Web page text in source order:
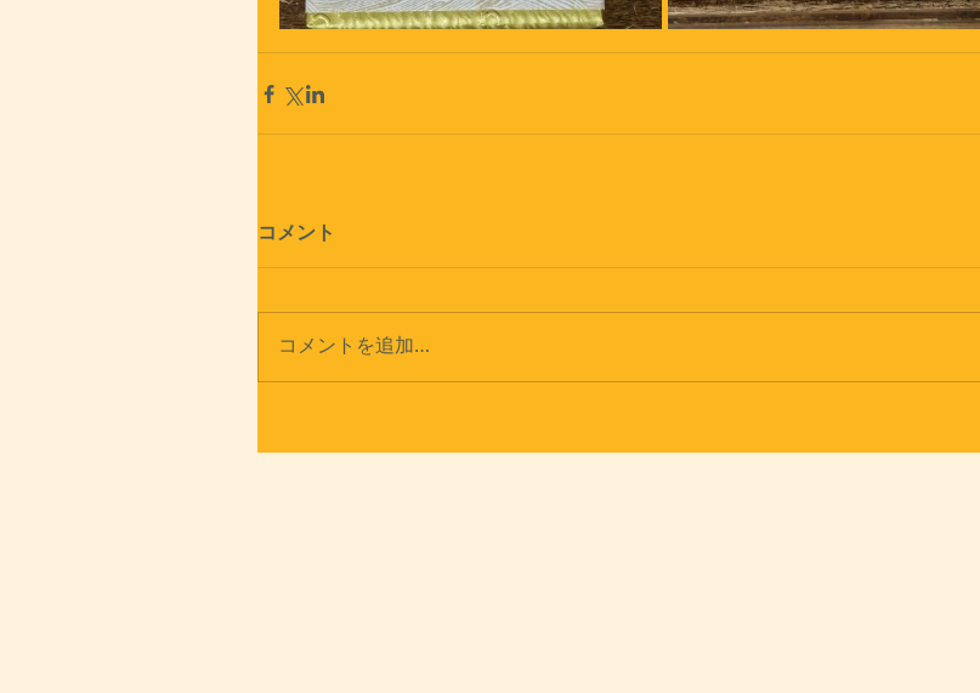
コメント
コメントを追加…